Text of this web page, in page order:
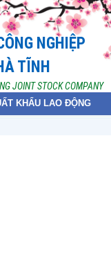
NGHIỆP
TĨNH
JOINT STOCK COMPANY
KHẨU LAO ĐỘNG